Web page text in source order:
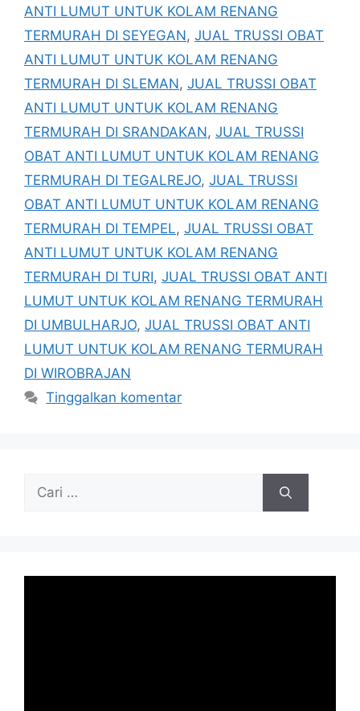
ANTI LUMUT UNTUK KOLAM RENANG
TERMURAH DI SEYEGAN, JUAL TRUSSI OBAT
ANTI LUMUT UNTUK KOLAM RENANG
TERMURAH DI SLEMAN, JUAL TRUSSI OBAT
ANTI LUMUT UNTUK KOLAM RENANG
TERMURAH DI SRANDAKAN, JUAL TRUSSI
OBAT ANTI LUMUT UNTUK KOLAM RENANG
TERMURAH DI TEGALREJO, JUAL TRUSSI
OBAT ANTI LUMUT UNTUK KOLAM RENANG
TERMURAH DI TEMPEL, JUAL TRUSSI OBAT
ANTI LUMUT UNTUK KOLAM RENANG
TERMURAH DI TURI, JUAL TRUSSI OBAT ANTI
LUMUT UNTUK KOLAM RENANG TERMURAH
DI UMBULHARJO, JUAL TRUSSI OBAT ANTI
LUMUT UNTUK KOLAM RENANG TERMURAH
DI WIROBRAJAN
Tinggalkan komentar
Cari